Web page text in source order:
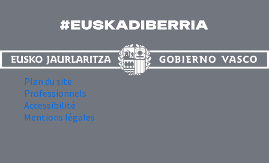
Plan du site
Professionnels
Accessibilité
Mentions légales